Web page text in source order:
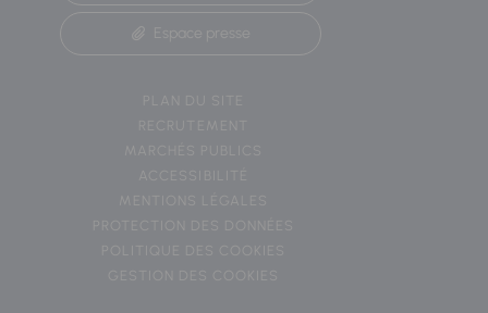
Espace presse
PLAN DU SITE
RECRUTEMENT
MARCHÉS PUBLICS
ACCESSIBILITÉ
MENTIONS LÉGALES